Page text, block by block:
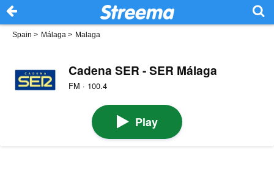
Spain > Málaga > Malaga
Cadena SER - SER Málaga
FM · 100.4
Play